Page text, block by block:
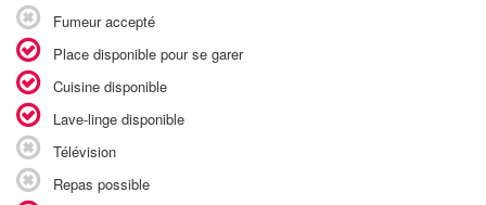
Fumeur accepté
Place disponible pour se garer
Cuisine disponible
Lave-linge disponible
Télévision
Repas possible